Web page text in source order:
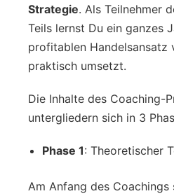
Strategie. Als Teilnehmer
Teils lernst Du ein ganzes
profitablen Handelsansatz
praktisch umsetzt.
Die Inhalte des Coaching-
untergliedern sich in 3
Phase 1: Theoretischer
Am Anfang des